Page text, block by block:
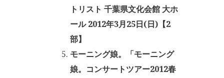
トリスト 千葉県文化会館 大ホ
ール 2012年3月25日(日)【2
部】
モーニング娘。「モーニング
娘。コンサートツアー2012春